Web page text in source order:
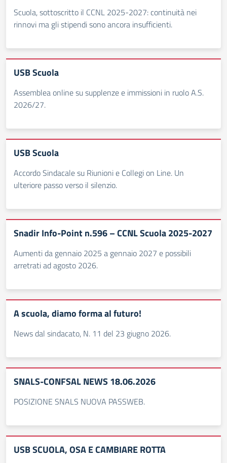
Scuola, sottoscritto il CCNL 2025-2027: continuità nei
rinnovi ma gli stipendi sono ancora insufficienti.
USB Scuola
Assemblea online su supplenze e immissioni in ruolo A.S.
2026/27.
USB Scuola
Accordo Sindacale su Riunioni e Collegi on Line. Un
ulteriore passo verso il silenzio.
Snadir Info-Point n.596 – CCNL Scuola 2025-2027
Aumenti da gennaio 2025 a gennaio 2027 e possibili
arretrati ad agosto 2026.
A scuola, diamo forma al futuro!
News dal sindacato, N. 11 del 23 giugno 2026.
SNALS-CONFSAL NEWS 18.06.2026
POSIZIONE SNALS NUOVA PASSWEB.
USB SCUOLA, OSA E CAMBIARE ROTTA